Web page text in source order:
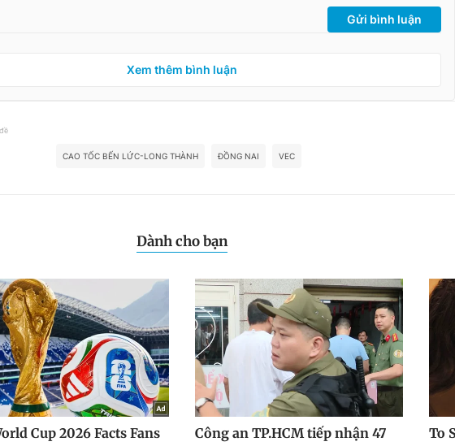
Gửi bình luận
Xem thêm bình luận
CAO TỐC BẾN LỨC-LONG THÀNH ĐỒNG NAI VEC